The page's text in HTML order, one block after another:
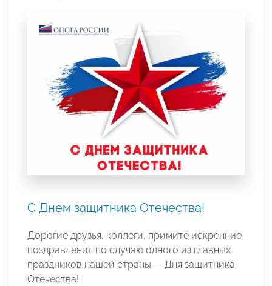
С Днем защитника Отечества!
Дорогие друзья, коллеги, примите искренние
поздравления по случаю одного из главных
праздников нашей страны — Дня защитника
Отечества!